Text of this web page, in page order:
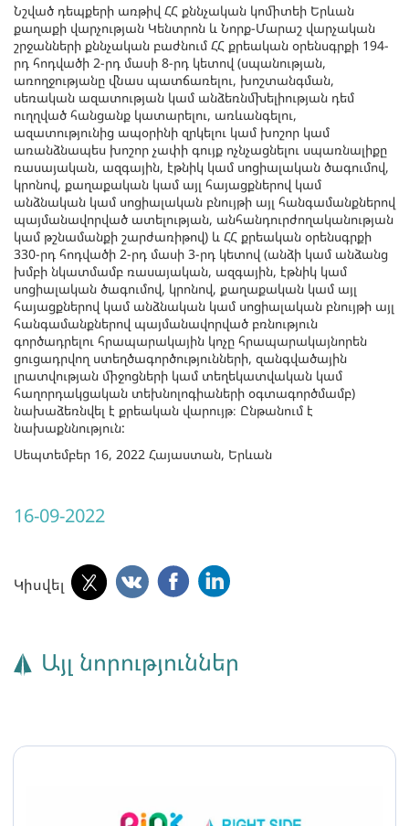
Նշված դեպքերի առթիվ ՀՀ քննչական կոմիտեի Երևան
քաղաքի վարչության Կենտրոն և Նորք-Մարաշ վարչական
շրջանների քննչական բաժնում ՀՀ քրեական օրենսգրքի 194-
րդ հոդվածի 2-րդ մասի 8-րդ կետով (սպանության,
առողջությանը վնաս պատճառելու, խոշտանգման,
սեռական ազատության կամ անձեռնմխելիության դեմ
ուղղված հանցանք կատարելու, առևանգելու,
ազատությունից ապօրինի զրկելու կամ խոշոր կամ
առանձնապես խոշոր չափի գույք ոչնչացնելու սպառնալիքը
ռասայական, ազգային, էթնիկ կամ սոցիալական ծագումով,
կրոնով, քաղաքական կամ այլ հայացքներով կամ
անձնական կամ սոցիալական բնույթի այլ հանգամանքներով
պայմանավորված ատելության, անհանդուրժողականության
կամ թշնամանքի շարժառիթով) և ՀՀ քրեական օրենսգրքի
330-րդ հոդվածի 2-րդ մասի 3-րդ կետով (անձի կամ անձանց
խմբի նկատմամբ ռասայական, ազգային, էթնիկ կամ
սոցիալական ծագումով, կրոնով, քաղաքական կամ այլ
հայացքներով կամ անձնական կամ սոցիալական բնույթի այլ
հանգամանքներով պայմանավորված բռնություն
գործադրելու հրապարակային կոչը հրապարակայնորեն
ցուցադրվող ստեղծագործությունների, զանգվածային
լրատվության միջոցների կամ տեղեկատվական կամ
հաղորդակցական տեխնոլոգիաների օգտագործմամբ)
նախաձեռնվել է քրեական վարույթ։ Ընթանում է
նախաքննություն:
Սեպտեմբեր 16, 2022 Հայաստան, Երևան
16-09-2022
Կիսվել
Այլ նորություններ